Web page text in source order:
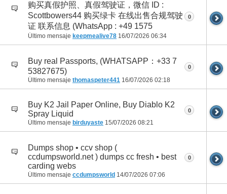
购买真假护照、真假驾驶证，微信 ID :
Scottbowers44 购买绿卡 在线出售合规驾驶
证 联系信息 (WhatsApp : +49 1575
Último mensaje keepmealive78 16/07/2026 06:34
0
Buy real Passports, (WHATSAPP：+33 7
53827675)
Último mensaje thomaspeter441 16/07/2026 02:18
0
Buy K2 Jail Paper Online, Buy Diablo K2
Spray Liquid
Último mensaje birduyaste 15/07/2026 08:21
0
Dumps shop • ccv shop (
ccdumpsworld.net ) dumps cc fresh • best
carding webs
Último mensaje ccdumpsworld 14/07/2026 07:06
0